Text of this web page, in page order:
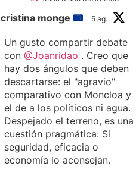
cristina monge 5 ag.
Un gusto compartir debate
con @Joanridao . Creo que
hay dos ángulos que deben
descartarse: el "agravio"
comparativo con Moncloa y
el de a los políticos ni agua.
Despejado el terreno, es una
cuestión pragmática: Si
seguridad, eficacia o
economía lo aconsejan.